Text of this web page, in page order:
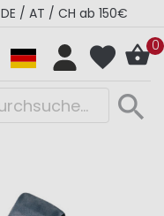
/ AT / CH ab 150€
0